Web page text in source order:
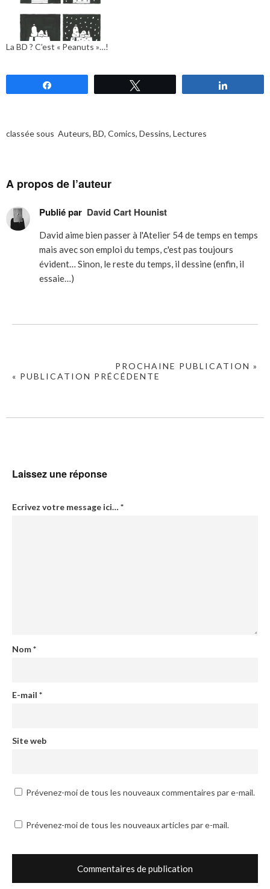
La BD ? C’est « Peanuts »…!
classée sous Auteurs, BD, Comics, Dessins, Lectures
A propos de l’auteur
Publié par David Cart Hounist
David aime bien passer à l'Atelier 54 de temps en temps
mais avec son emploi du temps, c'est pas toujours
évident… Sinon, le reste du temps, il dessine (enfin, il
essaie…)
PROCHAINE PUBLICATION »
« PUBLICATION PRÉCÉDENTE
Laissez une réponse
Ecrivez votre message ici… *
Nom*
E-mail *
Site web
Prévenez-moi de tous les nouveaux commentaires par e-mail.
Prévenez-moi de tous les nouveaux articles par e-mail.